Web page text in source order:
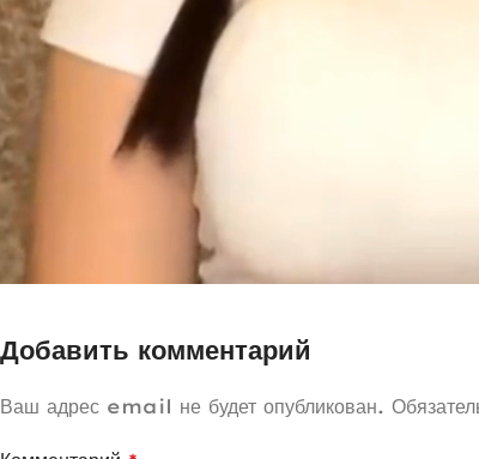
Добавить комментарий
Ваш адрес email не будет опубликован.